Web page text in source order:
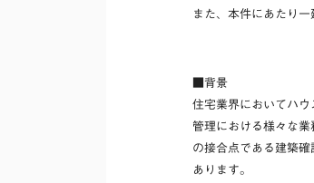
また、本件にあたり
■背景
住宅業界においてハ
管理における様々な
の接合点である建築
あります。